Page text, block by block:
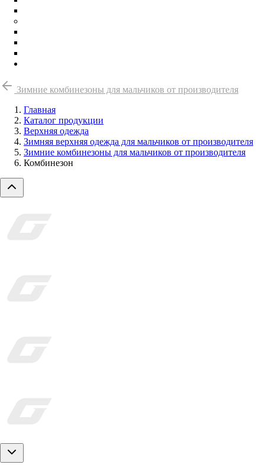
Зимние комбинезоны для мальчиков от производителя
Главная
Каталог продукции
Верхняя одежда
Зимняя верхняя одежда для мальчиков от производителя
Зимние комбинезоны для мальчиков от производителя
Комбинезон